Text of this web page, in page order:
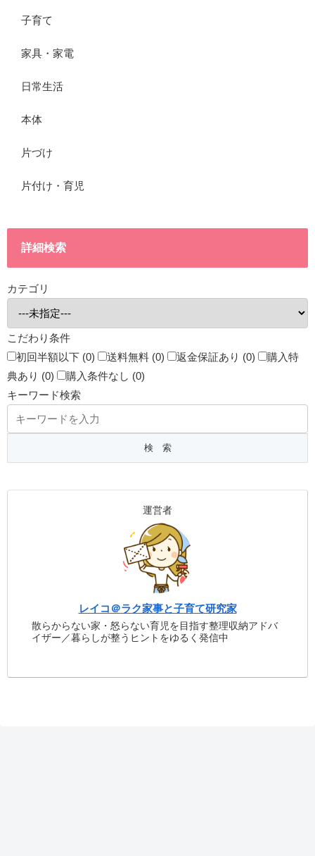
子育て
家具・家電
日常生活
本体
片づけ
片付け・育児
詳細検索
カテゴリ
こだわり条件
初回半額以下 (0)
送料無料 (0) 返金保証あり (0)
購入特
典あり (0)
購入条件なし (0)
キーワード検索
運営者
レイコ＠ラク家事と子育て研究家
散らからない家・怒らない育児を目指す整理収納アドバ
イザー／暮らしが整うヒントをゆるく発信中